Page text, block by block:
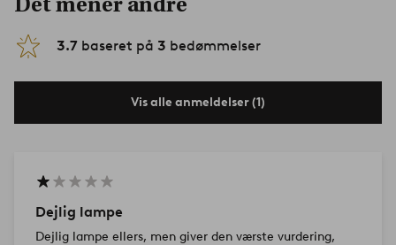
3.7 baseret på 3 bedømmelser
Vis alle anmeldelser (1)
Dejlig lampe
Dejlig lampe ellers, men giver den værste vurdering,